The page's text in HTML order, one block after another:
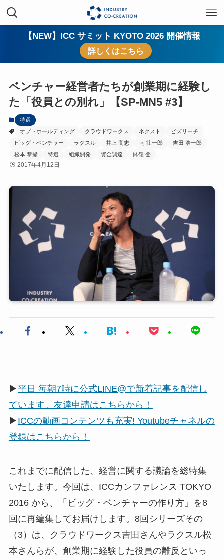
【NEW】ICC サミット KYOTO 2026 開催情報
詳しくはこちら
ベンチャー経営者たちが創業期に経験し
た「役員との別れ」【SP-MN5 #3】
特選
オプトホールディング
クラウドワークス ネクスト
ビズリーチ
ビッグ・ベンチャー
ラクスル 井上 高志 南 壮一郎
吉田 浩一郎
松本 恭攝
特選 組織開発 資金調達 鉢嶺 登
2017年4月12日
▶平日 毎朝7時に公式LINE@で新着記事を配信し
ています。友達申請はこちらから！
▶ ICCの動画コンテンツも充実! Youtubeチャネルの
登録はこちらから！
これまでに配信した、経営に関する議論を総特集
いたします。今回は、ICCカンファレンス TOKYO
2016 から、「ビッグ・ベンチャーの作り方」を8
回に再編集してお届けします。8回シリーズその
（3）は、クラウドワークス吉田さんやラクスル松
本さんらが、創業期に経験した役員の離反といっ